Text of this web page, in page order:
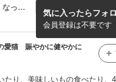
なった
ねこかる
愛猫 賑やかに健やかに
たり、美味しいもの食べたり、
気に入ったらフォ
会員登録は不要です